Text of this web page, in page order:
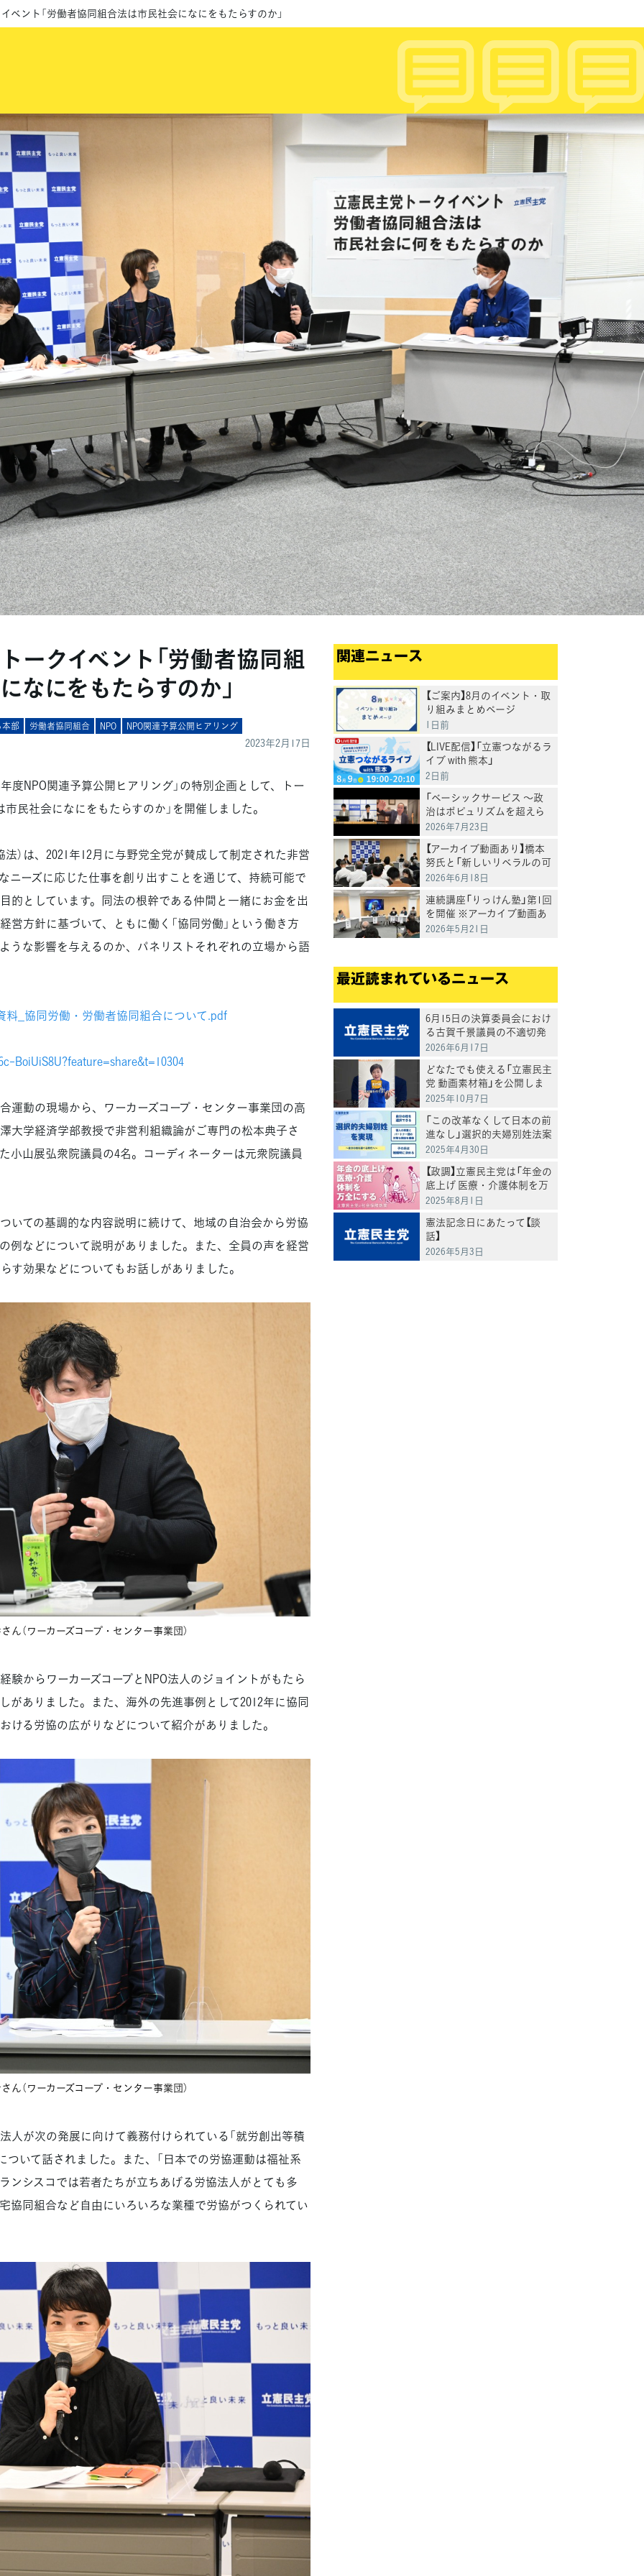
イベント「労働者協同組合法は市民社会になにをもたらすのか」
ークイベント「労働者協同組
なにをもたらすのか」
部 労働者協同組合 NPO NPO関連予算公開ヒアリング
2023年2月17日
度NPO関連予算公開ヒアリング」の特別企画として、トー
民社会になにをもたらすのか」を開催しました。
）は、2021年12月に与野党全党が賛成して制定された非営
ニーズに応じた仕事を創り出すことを通じて、持続可能で
的としています。同法の根幹である仲間と一緒にお金を出
方針に基づいて、ともに働く「協同労働」という働き方
うな影響を与えるのか、パネリストそれぞれの立場から語
料_協同労働・労働者協同組合について.pdf
動の現場から、ワーカーズコープ・センター事業団の高
大学経済学部教授で非営利組織論がご専門の松本典子さ
小山展弘衆院議員の4名。コーディネーターは元衆院議員
ての基調的な内容説明に続けて、地域の自治会から労協
例などについて説明がありました。また、全員の声を経営
す効果などについてもお話しがありました。
ん（ワーカーズコープ・センター事業団）
からワーカーズコープとNPO法人のジョイントがもたら
がありました。また、海外の先進事例として2012年に協同
ける労協の広がりなどについて紹介がありました。
ん（ワーカーズコープ・センター事業団）
が次の発展に向けて義務付けられている「就労創出等積
ついて話されました。また、「日本での労協運動は福祉系
ンシスコでは若者たちが立ちあげる労協法人がとても多
協同組合など自由にいろいろな業種で労協がつくられてい
関連ニュース
【ご案内】8月のイベント・取
り組みまとめページ
1日前
【LIVE配信】「立憲つながるラ
イブ with 熊本」
2日前
「ベーシックサービス ～政
治はポピュリズムを超えら
れるか～」をテーマに連続講
催 井手英策・慶應義塾大
学教授が講演
2026年7月23日
【アーカイブ動画あり】橋本
努氏と「新しいリベラルの可
能性」を考える～連続講座
催
2026年6月18日
連続講座「りっけん塾」第1回
を開催 ※アーカイブ動画あ
り※ 猿田佐世氏が「激動す
2026年5月21日
最近読まれているニュース
6月15日の決算委員会におけ
る古賀千景議員の不適切発
言と処分について
2026年6月17日
どなたでも使える「立憲民主
党 動画素材箱」を公開しま
した
2025年10月7日
「この改革なくして日本の前
進なし」選択的夫婦別姓法案
を提出
2025年4月30日
【政調】立憲民主党は「年金の
底上げ 医療・介護体制を万
全にする」
2025年8月1日
憲法記念日にあたって【談
話】
2026年5月3日